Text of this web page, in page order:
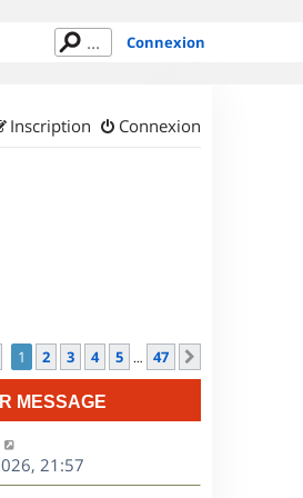
Connexion
Connexion
Inscription
Page sur47
1 2 3 4 5 … 47
MESSAGE
21:57